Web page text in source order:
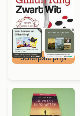
Scherpste prijs